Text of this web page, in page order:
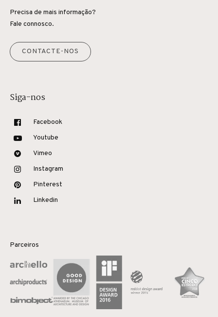
Precisa de mais informação?
Fale connosco.
CONTACTE-NOS
Siga-nos
Facebook
Youtube
Vimeo
Instagram
Pinterest
Linkedin
Parceiros